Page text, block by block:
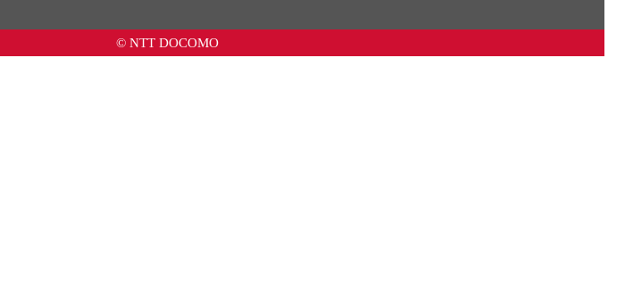
© NTT DOCOMO